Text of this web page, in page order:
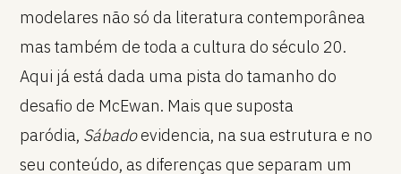
modelares não só da literatura contemporânea
mas também de toda a cultura do século 20.
Aqui já está dada uma pista do tamanho do
desafio de McEwan. Mais que suposta
paródia, Sábadoevidencia, na sua estrutura e no
seu conteúdo, as diferenças que separam um